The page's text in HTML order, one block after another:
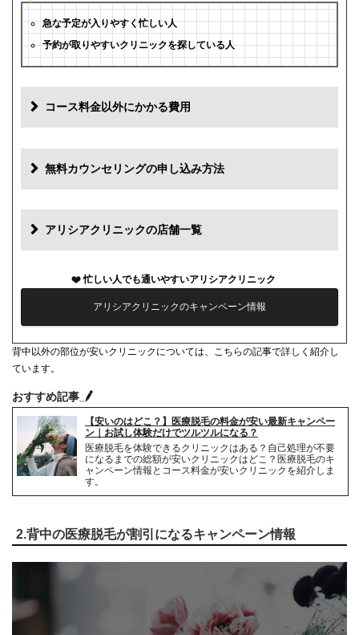
急な予定が入りやすく忙しい人
予約が取りやすいクリニックを探している人
コース料金以外にかかる費用
初診料 0円
再診料 0円
薬代 0円
シェービング代 0円
麻酔代 3,000円(必要な人のみ)
キャンセル料
解約事務手数料 無料
無料カウンセリングの申し込み方法
アリシアクリニックの店舗一覧
忙しい人でも通いやすいアリシアクリニック
アリシアクリニックのキャンペーン情報
背中以外の部位が安いクリニックについては、こちらの記事で詳しく紹介し
ています。
おすすめ記事
【安いのはどこ？】医療脱毛の料金が安い最新キャンペー
ン｜お試し体験だけでツルツルになる？
医療脱毛を体験できるクリニックはある？自己処理が不要
になるまでの総額が安いクリニックはどこ？医療脱毛のキ
ャンペーン情報とコース料金が安いクリニックを紹介しま
す。
2.背中の医療脱毛が割引になるキャンペーン情報